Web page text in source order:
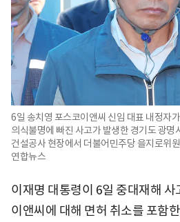
6일 송치영 포스코이앤씨 신임 대표 내정자
의식불명에 빠진 사고가 발생한 경기도 광명
건설공사 현장에서 더불어민주당 을지로위
연합뉴스
이재명 대통령이 6일 중대재해
이앤씨에 대해 면허 취소를 포함